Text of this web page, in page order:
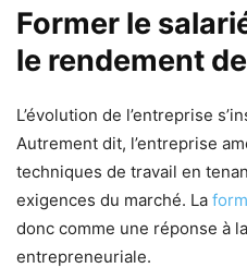
Former le
le rendement
L’évolution de l’entreprise
Autrement dit, l’entreprise
techniques de travail en
exigences du marché. La
donc comme une réponse à
entrepreneuriale.